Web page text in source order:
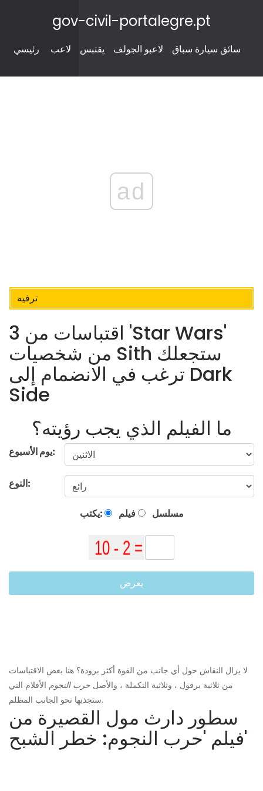
gov-civil-portalegre.pt
رئيسي لاعب يقتبس لاعبو الجولف سائق سيارة سباق
ad
ترفيه
3 اقتباسات من 'Star Wars'
من شخصيات Sith ستجعلك
ترغب في الانضمام إلى Dark
Side
ما الفيلم الذي يجب رؤيته؟
يوم الأسبوع:
النوع:
يكتب: فيلم مسلسل
يعرض
لا يزال النقاش حول أي جانب من القوة أكثر برودة؟ هنا بعض الاقتباسات
من ثلاثية برقول ، وثلاثية التكملة ، والأصل حرب النجوم الأفلام التي
ستجذبها نحو الجانب المظلم.
سطور دارث مول القصيرة من
فيلم 'حرب النجوم: خطر الشبح'